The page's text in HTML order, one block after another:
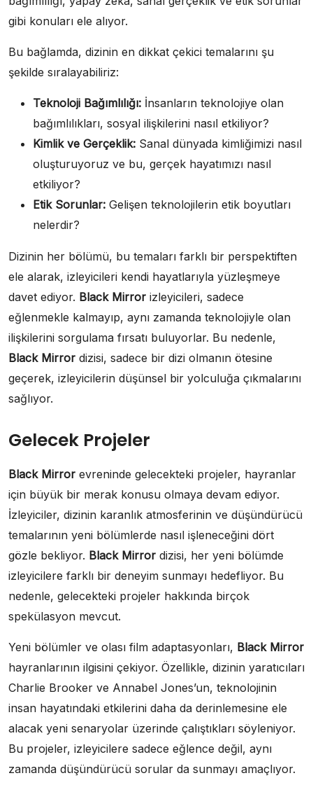
gibi konuları ele alıyor.
Bu bağlamda, dizinin en dikkat çekici temalarını şu
şekilde sıralayabiliriz:
Teknoloji Bağımlılığı: İnsanların teknolojiye olan
bağımlılıkları, sosyal ilişkilerini nasıl etkiliyor?
Kimlik ve Gerçeklik: Sanal dünyada kimliğimizi nasıl
oluşturuyoruz ve bu, gerçek hayatımızı nasıl
etkiliyor?
Etik Sorunlar: Gelişen teknolojilerin etik boyutları
nelerdir?
Dizinin her bölümü, bu temaları farklı bir perspektiften
ele alarak, izleyicileri kendi hayatlarıyla yüzleşmeye
davet ediyor. Black Mirror izleyicileri, sadece
eğlenmekle kalmayıp, aynı zamanda teknolojiyle olan
ilişkilerini sorgulama fırsatı buluyorlar. Bu nedenle,
Black Mirror dizisi, sadece bir dizi olmanın ötesine
geçerek, izleyicilerin düşünsel bir yolculuğa çıkmalarını
sağlıyor.
Gelecek Projeler
Black Mirror evreninde gelecekteki projeler, hayranlar
için büyük bir merak konusu olmaya devam ediyor.
İzleyiciler, dizinin karanlık atmosferinin ve düşündürücü
temalarının yeni bölümlerde nasıl işleneceğini dört
gözle bekliyor. Black Mirror dizisi, her yeni bölümde
izleyicilere farklı bir deneyim sunmayı hedefliyor. Bu
nedenle, gelecekteki projeler hakkında birçok
spekülasyon mevcut.
Yeni bölümler ve olası film adaptasyonları, Black Mirror
hayranlarının ilgisini çekiyor. Özellikle, dizinin yaratıcıları
Charlie Brooker ve Annabel Jones’un, teknolojinin
insan hayatındaki etkilerini daha da derinlemesine ele
alacak yeni senaryolar üzerinde çalıştıkları söyleniyor.
Bu projeler, izleyicilere sadece eğlence değil, aynı
zamanda düşündürücü sorular da sunmayı amaçlıyor.